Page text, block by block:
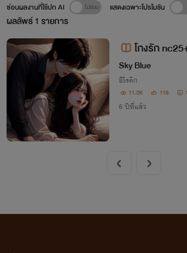
ผลลัพธ์1 รายการ
ซ่อนผลงานที่ใช้ปก AI แสดงเฉพาะโปรโมชัน
โกงรัก
Sky Blue
อีโรติก
11.0K 118
6 ปีที่แล้ว